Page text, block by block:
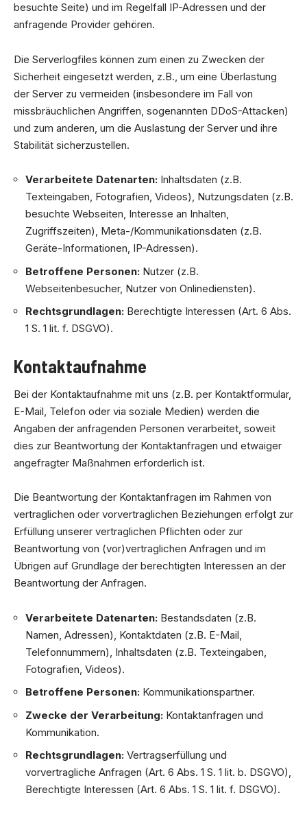
besuchte Seite) und im Regelfall IP-Adressen und der
anfragende Provider gehören.
Die Serverlogfiles können zum einen zu Zwecken der
Sicherheit eingesetzt werden, z.B., um eine Überlastung
der Server zu vermeiden (insbesondere im Fall von
missbräuchlichen Angriffen, sogenannten DDoS-Attacken)
und zum anderen, um die Auslastung der Server und ihre
Stabilität sicherzustellen.
Verarbeitete Datenarten: Inhaltsdaten (z.B.
Texteingaben, Fotografien, Videos), Nutzungsdaten (z.B.
besuchte Webseiten, Interesse an Inhalten,
Zugriffszeiten), Meta-/Kommunikationsdaten (z.B.
Geräte-Informationen, IP-Adressen).
Betroffene Personen: Nutzer (z.B.
Webseitenbesucher, Nutzer von Onlinediensten).
Rechtsgrundlagen: Berechtigte Interessen (Art. 6 Abs.
1 S. 1 lit. f. DSGVO).
Kontaktaufnahme
Bei der Kontaktaufnahme mit uns (z.B. per Kontaktformular,
E-Mail, Telefon oder via soziale Medien) werden die
Angaben der anfragenden Personen verarbeitet, soweit
dies zur Beantwortung der Kontaktanfragen und etwaiger
angefragter Maßnahmen erforderlich ist.
Die Beantwortung der Kontaktanfragen im Rahmen von
vertraglichen oder vorvertraglichen Beziehungen erfolgt zur
Erfüllung unserer vertraglichen Pflichten oder zur
Beantwortung von (vor)vertraglichen Anfragen und im
Übrigen auf Grundlage der berechtigten Interessen an der
Beantwortung der Anfragen.
Verarbeitete Datenarten: Bestandsdaten (z.B.
Namen, Adressen), Kontaktdaten (z.B. E-Mail,
Telefonnummern), Inhaltsdaten (z.B. Texteingaben,
Fotografien, Videos).
Betroffene Personen: Kommunikationspartner.
Zwecke der Verarbeitung: Kontaktanfragen und
Kommunikation.
Rechtsgrundlagen: Vertragserfüllung und
vorvertragliche Anfragen (Art. 6 Abs. 1 S. 1 lit. b. DSGVO),
Berechtigte Interessen (Art. 6 Abs. 1 S. 1 lit. f. DSGVO).